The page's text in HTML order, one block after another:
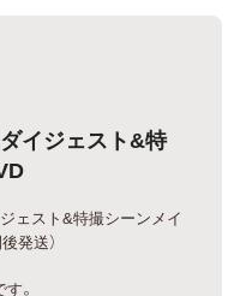
イジェスト&特
ェスト&特撮シーンメイ
発送）
。